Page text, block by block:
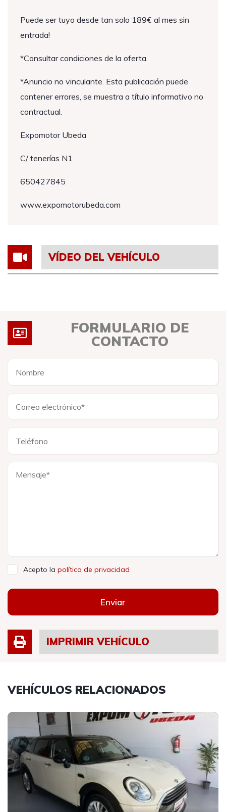
Puede ser tuyo desde tan solo 189€ al mes sin
entrada!
*Consultar condiciones de la oferta.
*Anuncio no vinculante. Esta publicación puede
contener errores, se muestra a título informativo no
contractual.
Expomotor Ubeda
C/ tenerías N1
650427845
www.expomotorubeda.com
VÍDEO DEL VEHÍCULO
FORMULARIO DE
CONTACTO
Acepto la política de privacidad
Enviar
IMPRIMIR VEHÍCULO
VEHÍCULOS RELACIONADOS